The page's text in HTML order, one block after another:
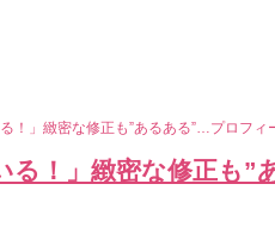
！」緻密な修正も”あるある”…プロフィ
る！」緻密な修正も”